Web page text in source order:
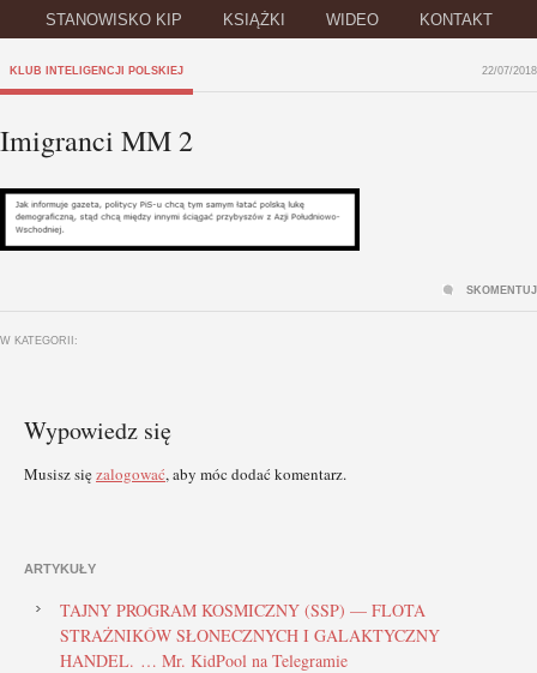
STANOWISKO KIP KSIĄŻKI WIDEO KONTAKT
KLUB INTELIGENCJI POLSKIEJ 22/07/2018
Imigranci MM 2
W KATEGORII:
SKOMENTUJ
Wypowiedz się
Musisz sięzalogować, aby móc dodać komentarz.
ARTYKUŁY
TAJNY PROGRAM KOSMICZNY (SSP) — FLOTA
STRAŻNIKÓW SŁONECZNYCH I GALAKTYCZNY
HANDEL. … Mr. KidPool na Telegramie